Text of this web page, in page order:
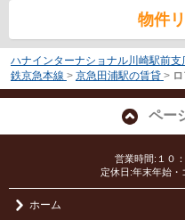
物件
ハナインターナショナル川崎駅前支
鉄京急本線 > 京急田浦駅の賃貸 >
ペー
営業時間:１０
定休日:年末年始・
ホーム